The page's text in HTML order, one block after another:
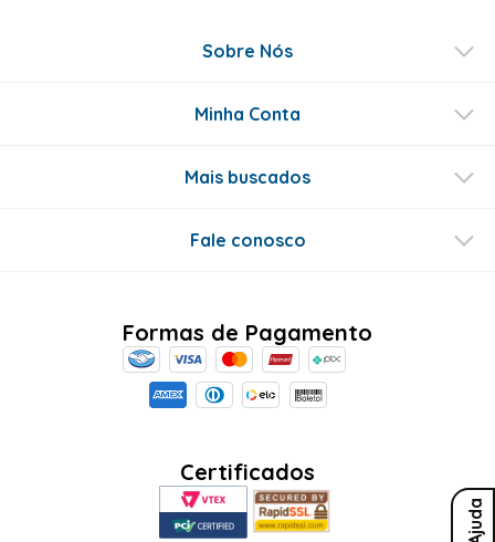
Ajuda
Sobre Nós
Minha Conta
Mais buscados
Fale conosco
Formas de Pagamento
Certificados